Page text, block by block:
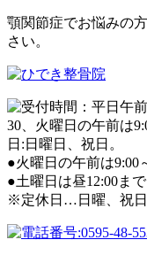
顎関節症でお悩みの
さい。
●火曜日の午前は9:00
●土曜日は昼12:00まで
※定休日…日曜、祝日